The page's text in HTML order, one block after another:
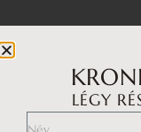
LÉGY